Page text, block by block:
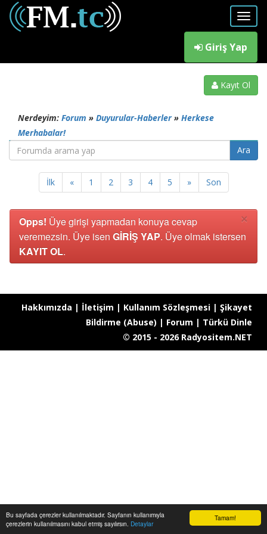
Tamam!
Bu sayfada çerezler kullanılmaktadır. Sayfanın kullanımıyla
çerezlerin kullanılmasını kabul etmiş sayılırsın. Detaylar
Giriş Yap
Kayıt Ol
Nerdeyim: Forum » Duyurular-Haberler» Herkese
Merhabalar!
İlk « 1 2 3 4 5 » Son
×
Opps! Üye girişi yapmadan konuya cevap
veremezsin. Üye isen GİRİŞ YAP. Üye olmak istersen
KAYIT OL.
Hakkımızda | İletişim | Kullanım Sözleşmesi | Şikayet
Bildirme (Abuse) | Forum | Türkü Dinle
© 2015 - 2026 Radyositem.NET